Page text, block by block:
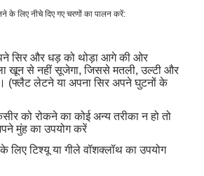
के लिए नीचे दिए गए चरणों का पालन करें:
सिर और धड़ को थोड़ा आगे की ओर
खून से नहीं सूजेगा, जिससे मतली, उल्टी और
(फ्लैट लेटने या अपना सिर अपने घुटनों के
को रोकने का कोई अन्य तरीका न हो तो
मुंह का उपयोग करें
लिए टिश्यू या गीले वॉशक्लॉथ का उपयोग